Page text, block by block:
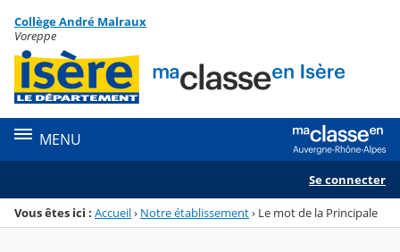
Menu de la rubrique
Contenu
Collège André Malraux
Voreppe
MENU
Se connecter
Vous êtes ici : Accueil› Notre établissement› Le mot de la Principale